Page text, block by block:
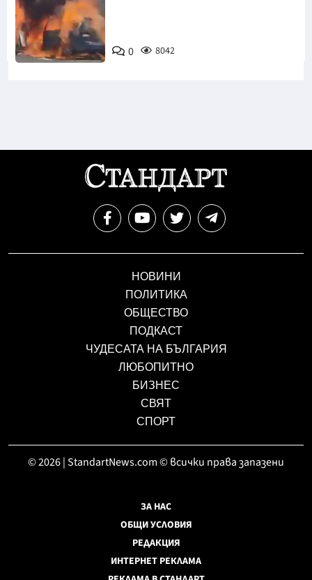
0 8042
НОВИНИ
ПОЛИТИКА
ОБЩЕСТВО
ПОДКАСТ
ЧУДЕСАТА НА БЪЛГАРИЯ
ЛЮБОПИТНО
БИЗНЕС
СВЯТ
СПОРТ
© 2026 | StandartNews.com © всички права запазени
ЗА НАС
ОБЩИ УСЛОВИЯ
РЕДАКЦИЯ
ИНТЕРНЕТ РЕКЛАМА